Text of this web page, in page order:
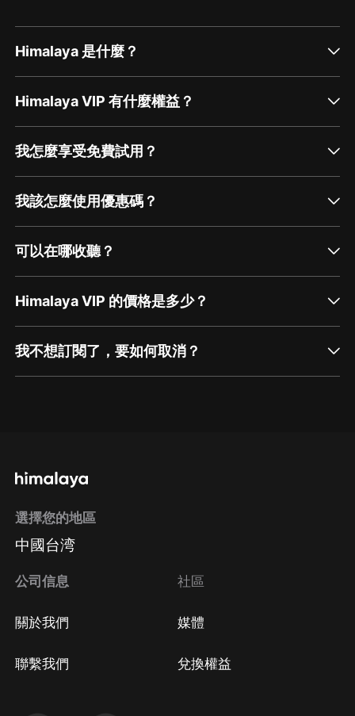
Himalaya 是什麼？
Himalaya VIP 有什麼權益？
我怎麼享受免費試用？
我該怎麼使用優惠碼？
可以在哪收聽？
Himalaya VIP 的價格是多少？
我不想訂閱了，要如何取消？
方法 Google Play取消訂閱方法
選擇您的地區
中國台湾
公司信息
關於我們
聯繫我們
社區
媒體
兌換權益